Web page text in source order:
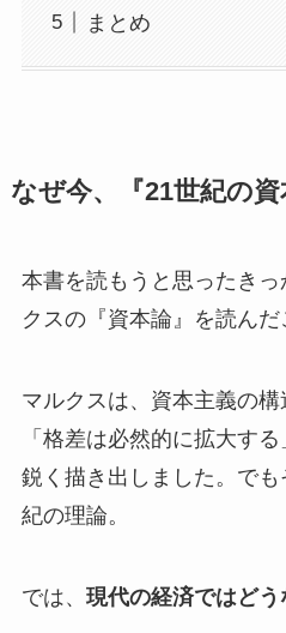
まとめ
なぜ今、『21世紀の
本書を読もうと思ったき
クスの『資本論』を読んだ
マルクスは、資本主義の
「格差は必然的に拡大す
鋭く描き出しました。で
紀の理論。
では、 現代の経済ではどう